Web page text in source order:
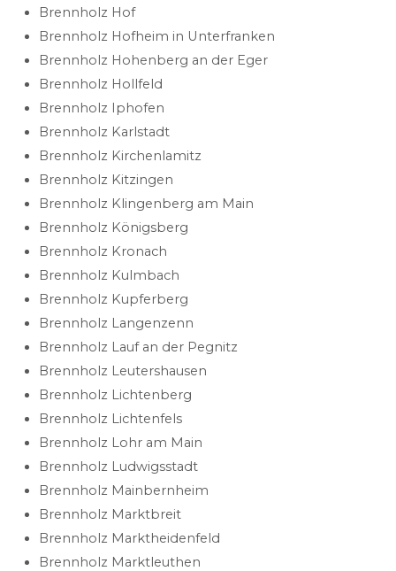
Brennholz Hof
Brennholz Hofheim in Unterfranken
Brennholz Hohenberg an der Eger
Brennholz Hollfeld
Brennholz Iphofen
Brennholz Karlstadt
Brennholz Kirchenlamitz
Brennholz Kitzingen
Brennholz Klingenberg am Main
Brennholz Königsberg
Brennholz Kronach
Brennholz Kulmbach
Brennholz Kupferberg
Brennholz Langenzenn
Brennholz Lauf an der Pegnitz
Brennholz Leutershausen
Brennholz Lichtenberg
Brennholz Lichtenfels
Brennholz Lohr am Main
Brennholz Ludwigsstadt
Brennholz Mainbernheim
Brennholz Marktbreit
Brennholz Marktheidenfeld
Brennholz Marktleuthen